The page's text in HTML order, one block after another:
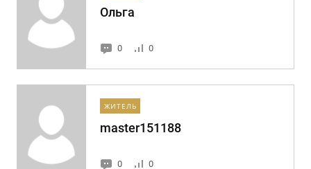
Ольга
0 0
ЖИТЕЛЬ
master151188
0 0